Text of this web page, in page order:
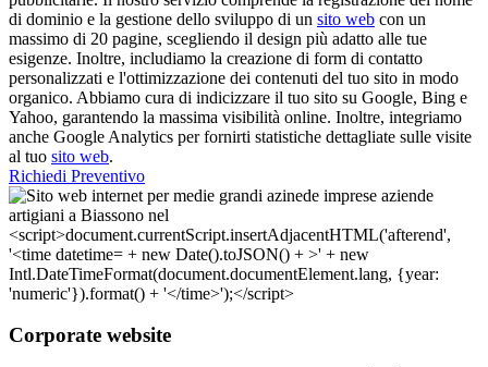
di dominio e la gestione dello sviluppo di un sito web con un
massimo di 20 pagine, scegliendo il design più adatto alle tue
esigenze. Inoltre, includiamo la creazione di form di contatto
personalizzati e l'ottimizzazione dei contenuti del tuo sito in modo
organico. Abbiamo cura di indicizzare il tuo sito su Google, Bing e
Yahoo, garantendo la massima visibilità online. Inoltre, integriamo
anche Google Analytics per fornirti statistiche dettagliate sulle visite
al tuo sito web.
Richiedi Preventivo
Corporate website